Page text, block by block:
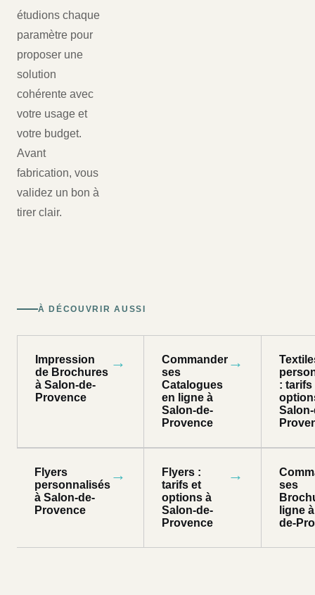
étudions chaque
paramètre pour
proposer une
solution
cohérente avec
votre usage et
votre budget.
Avant
fabrication, vous
validez un bon à
tirer clair.
À DÉCOUVRIR AUSSI
Impression
de Brochures
à Salon-de-
Provence
→
Commander
ses
Catalogues
en ligne à
Salon-de-
Provence
→
: tarifs
Flyers
personnalisés
à Salon-de-
Provence
→
Flyers :
tarifs et
options à
Salon-de-
Provence
→
ses
ligne
de-